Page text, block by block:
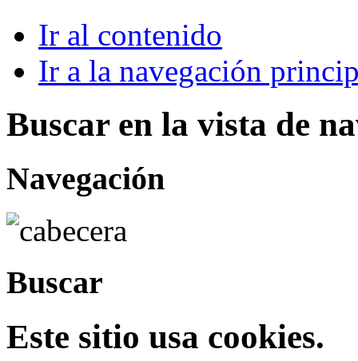
Ir al contenido
Ir a la navegación
Buscar en la vista de
Navegación
Buscar
Este sitio usa cookies.